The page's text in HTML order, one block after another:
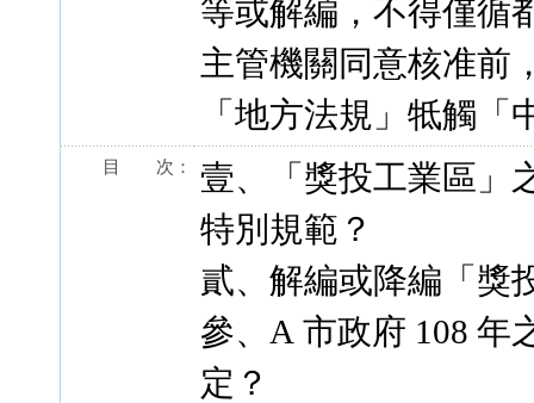
等或解編，不得僅循
主管機關同意核准前
「地方法規」牴觸
目 次：
壹、「獎投工業區」
特別規範？
貳、解編或降編「獎
參、A 市政府 108 年
定？